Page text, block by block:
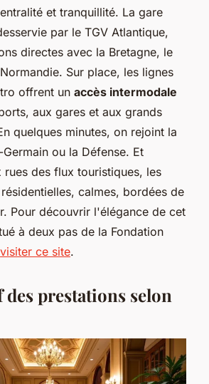
et tranquillité. La gare
par le TGV Atlantique,
directes avec la Bretagne, le
Sur place, les lignes
offrent un accès intermodale
aux gares et aux grands
quelques minutes, on rejoint la
ou la Défense. Et
rues des flux touristiques, les
calmes, bordées de
Pour découvrir l'élégance de cet
à deux pas de la Fondation
visiter ce site.
prestations selon